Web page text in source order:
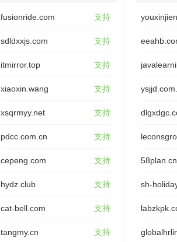
fusionride.com 支持
sdldxxjs.com 支持
itmirror.top 支持
xiaoxin.wang 支持
xsqrmyy.net 支持
pdcc.com.cn 支持
cepeng.com 支持
hydz.club 支持
cat-bell.com 支持
tangmy.cn 支持
58plan.cn
sh-